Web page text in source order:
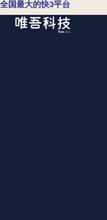
全国最大的快3平台